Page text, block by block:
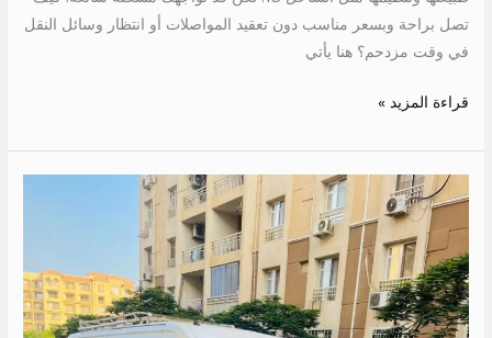
تصل براحة وبسعر مناسب دون تعقيد المواصلات أو انتظار وسائل النقل
في وقت مزدحم؟ هنا يأتي
قراءة المزيد »
ايجار
ميكروباص
كرسي
الى
دهب